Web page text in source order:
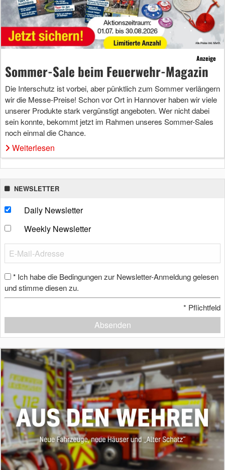
Anzeige
Sommer-Sale beim Feuerwehr-Magazin
Die Interschutz ist vorbei, aber pünktlich zum Sommer verlängern
wir die Messe-Preise! Schon vor Ort in Hannover haben wir viele
unserer Produkte stark vergünstigt angeboten. Wer nicht dabei
sein konnte, bekommt jetzt im Rahmen unseres Sommer-Sales
noch einmal die Chance.
Weiterlesen
NEWSLETTER
Daily Newsletter
Weekly Newsletter
* Ich habe die Bedingungen zur Newsletter-Anmeldung gelesen
und stimme diesen zu.
* Pflichtfeld
Absenden